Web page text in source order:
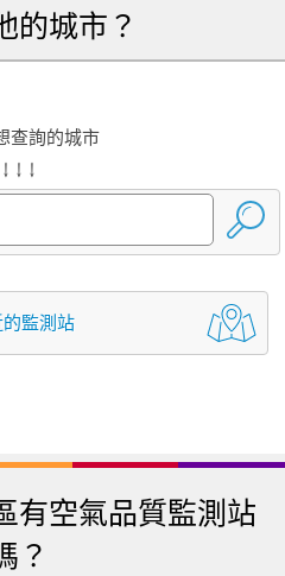
的城市？
查詢的城市
↓ ↓ ↓
監測站
有空氣品質監測站
？